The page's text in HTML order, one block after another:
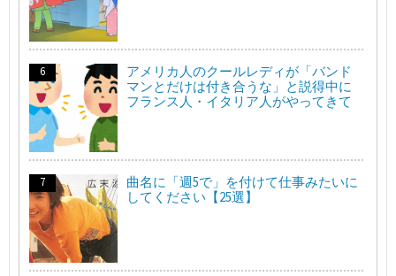
アメリカ人のクールレディが「バンド
マンとだけは付き合うな」と説得中に
フランス人・イタリア人がやってきて
曲名に「週5で」を付けて仕事みたいに
してください【25選】